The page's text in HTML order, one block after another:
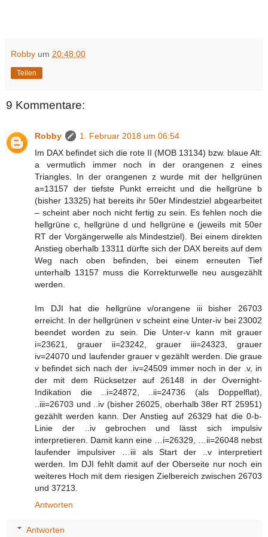
Robby um 20:48:00
Teilen
9 Kommentare:
Robby
1. Februar 2018 um 06:54
Im DAX befindet sich die rote II (MOB 13134) bzw. blaue Alt:
a vermutlich immer noch in der orangenen z eines
Triangles. In der orangenen z wurde mit der hellgrünen
a=13157 der tiefste Punkt erreicht und die hellgrüne b
(bisher 13325) hat bereits ihr 50er Mindestziel abgearbeitet
– scheint aber noch nicht fertig zu sein. Es fehlen noch die
hellgrüne c, hellgrüne d und hellgrüne e (jeweils mit 50er
RT der Vorgängerwelle als Mindestziel). Bei einem direkten
Anstieg oberhalb 13311 dürfte sich der DAX bereits auf dem
Weg nach oben befinden, bei einem erneuten Tief
unterhalb 13157 muss die Korrekturwelle neu ausgezählt
werden.
Im DJI hat die hellgrüne v/orangene iii bisher 26703
erreicht. In der hellgrünen v scheint eine Unter-iv bei 23002
beendet worden zu sein. Die Unter-v kann mit grauer
i=23621, grauer ii=23242, grauer iii=24323, grauer
iv=24070 und laufender grauer v gezählt werden. Die graue
v befindet sich nach der .iv=24509 immer noch in der .v, in
der mit dem Rücksetzer auf 26148 in der Overnight-
Indikation die ..i=24872, ..ii=24736 (als Doppelflat),
..iii=26703 und ..iv (bisher 26025, oberhalb 38er RT 25951)
gezählt werden kann. Der Anstieg auf 26329 hat die 0-b-
Linie der ..iv gebrochen und lässt sich impulsiv
interpretieren. Damit kann eine …i=26329, …ii=26048 nebst
laufender impulsiver …iii als Start der ..v interpretiert
werden. Im DJI fehlt damit auf der Oberseite nur noch ein
weiteres Hoch mit dem riesigen Zielbereich zwischen 26703
und 37213.
Antworten
Antworten